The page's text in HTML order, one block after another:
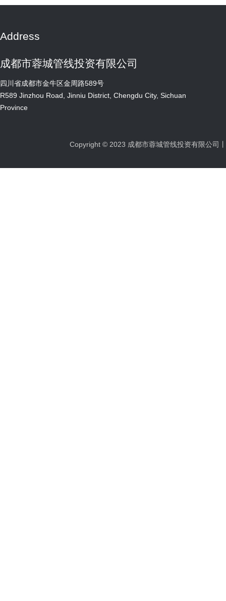
Address
成都市蓉城管线投资有限公司
四川省成都市金牛区金周路589号
R589 Jinzhou Road, Jinniu District, Chengdu City, Sichuan
Province
Copyright © 2023 成都市蓉城管线投资有限公司